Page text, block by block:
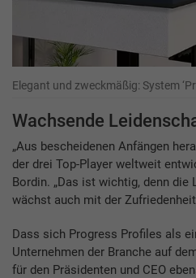
Elegant und zweckmäßig: System
Wachsende
„Aus bescheidenen Anfängen
der drei Top-Player weltweit
Bordin. „Das ist wichtig, denn
wächst auch mit der
Dass sich Progress Profiles als
Unternehmen der Branche auf
für den Präsidenten und CEO